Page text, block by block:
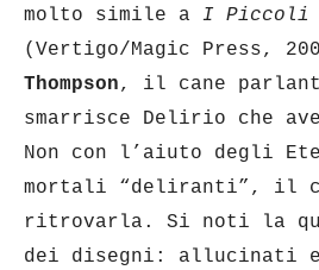
molto simile a I Piccoli
(Vertigo/Magic Press,
Thompson, il cane
smarrisce Delirio che
Non con l’aiuto degli
mortali “deliranti”, il
ritrovarla. Si noti la
dei disegni: allucinati